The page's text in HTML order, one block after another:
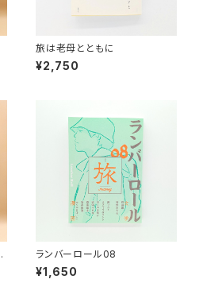
旅は老母とともに
¥2,750
ランバーロール08
¥1,650